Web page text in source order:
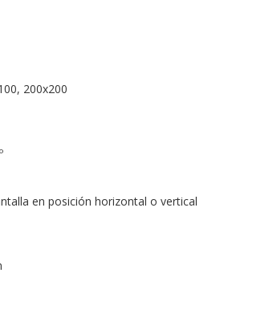
200x200
en posición horizontal o vertical